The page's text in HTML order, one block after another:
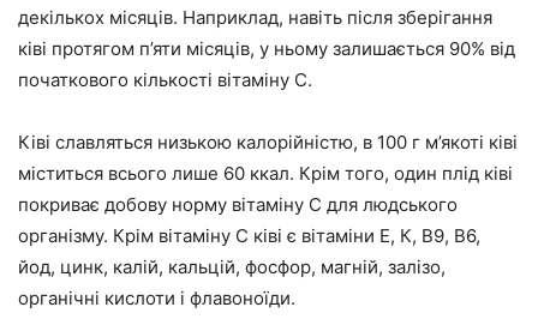
декількох місяців. Наприклад, навіть після зберігання
ківі протягом п’яти місяців, у ньому залишається 90% від
початкового кількості вітаміну С.
Ківі славляться низькою калорійністю, в 100 г м’якоті ківі
міститься всього лише 60 ккал. Крім того, один плід ківі
покриває добову норму вітаміну С для людського
організму. Крім вітаміну С ківі є вітаміни Е, К, В9, В6,
йод, цинк, калій, кальцій, фосфор, магній, залізо,
органічні кислоти і флавоноїди.